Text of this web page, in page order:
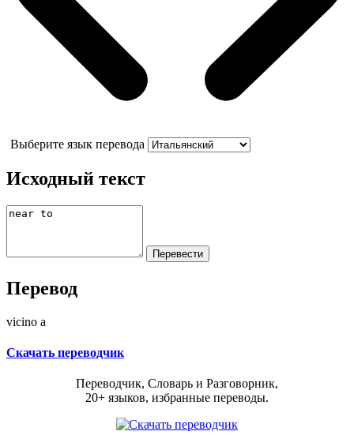
Выберите язык перевода
Исходный текст
Перевод
vicino a
Скачать переводчик
Переводчик, Словарь и Разговорник,
20+ языков, избранные переводы.